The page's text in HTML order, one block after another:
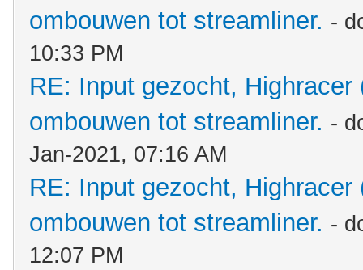
ombouwen tot streamliner. -
10:33 PM
RE: Input gezocht,
ombouwen tot streamliner. -
Jan-2021, 07:16 AM
RE: Input gezocht,
ombouwen tot streamliner. -
12:07 PM